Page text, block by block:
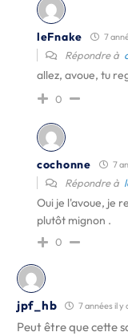
leFnake 7
Répondre à
allez, avoue, tu
0
cochonne 7
Répondre à
Oui je l'avoue, je
plutôt mignon .
0
jpf_hb 7 années il y
Peut être que cette